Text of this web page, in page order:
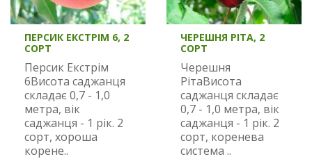
ПЕРСИК ЕКСТРІМ 6, 2
СОРТ
Персик Екстрім
6Висота саджанця
складає 0,7 - 1,0
метра, вік
саджанця - 1 рік. 2
сорт, хороша
корене..
ЧЕРЕШНЯ РІТА, 2
СОРТ
Черешня
РітаВисота
саджанця складає
0,7 - 1,0 метра, вік
саджанця - 1 рік. 2
сорт, коренева
система ..